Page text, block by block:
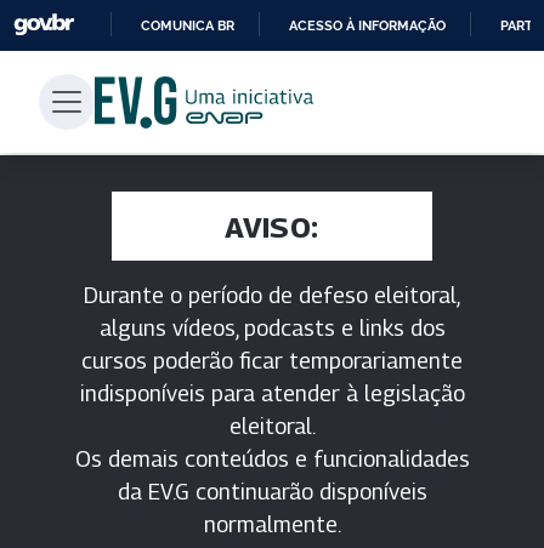
PARA
CONTEÚDO
COMUNICA BR ACESSO À INFORMAÇÃO
AVISO:
Durante o período de defeso eleitoral,
alguns vídeos, podcasts e links dos
cursos poderão ficar temporariamente
indisponíveis para atender à legislação
eleitoral.
Os demais conteúdos e funcionalidades
da EV.G continuarão disponíveis
normalmente.